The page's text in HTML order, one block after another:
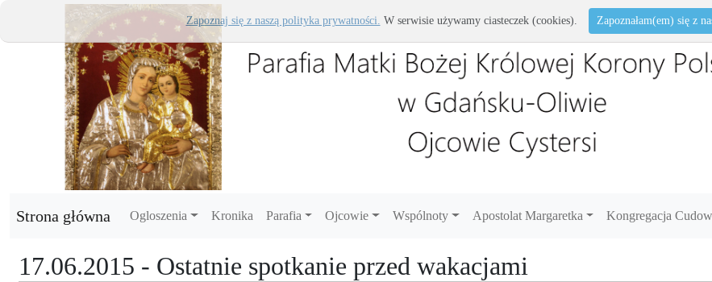
Strona główna Ogloszenia Kronika Parafia Ojcowie Wspólnoty Apostolat Margaretka Kongregacja
17.06.2015 - Ostatnie spotkanie przed wakacjami
Zapoznaj się z naszą polityka prywatności. W serwisie używamy ciasteczek (cookies). Zapoznałam(em) się z